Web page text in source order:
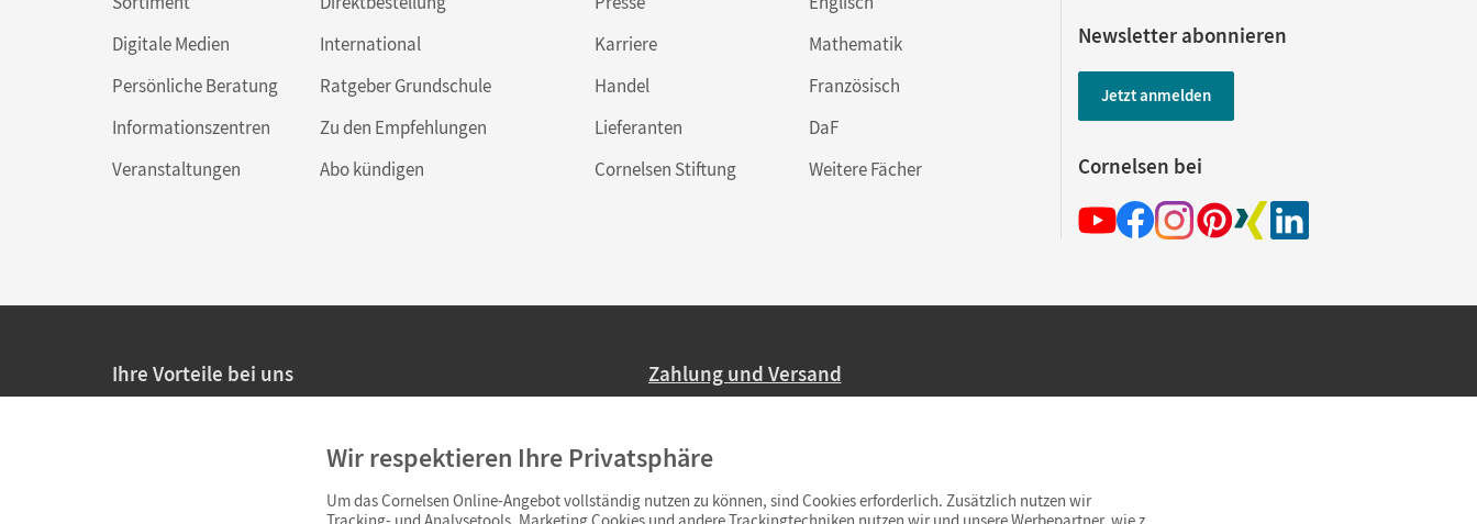
Digitale Medien
Persönliche Beratung
Informationszentren
Veranstaltungen
International
Ratgeber Grundschule
Zu den Empfehlungen
Abo kündigen
Karriere
Handel
Lieferanten
Cornelsen Stiftung
Mathematik
Französisch
DaF
Weitere Fächer
Newsletter abonnieren
Jetzt anmelden
Cornelsen bei
Ihre Vorteile bei uns
Persönliche Angebote für Lehrkräfte
Sicheres Einkaufen mit SSL-Verschlüsselung
Zahlung und Versand
Ab 59,– EUR Bestellwert liefern wir versandkostenfrei innerhalb Deutschlands
(Lieferung in 3–6 Tagen).
Wir respektieren Ihre Privatsphäre
Um das Cornelsen Online-Angebot vollständig nutzen zu können, sind Cookies erforderlich. Zusätzlich nutzen wir